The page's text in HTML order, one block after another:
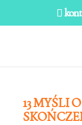
13 MYŚLI